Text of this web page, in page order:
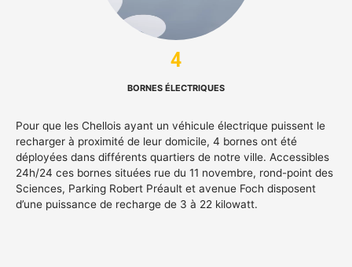
4
BORNES ÉLECTRIQUES
Pour que les Chellois ayant un véhicule électrique puissent le
recharger à proximité de leur domicile, 4 bornes ont été
déployées dans différents quartiers de notre ville. Accessibles
24h/24 ces bornes situées rue du 11 novembre, rond-point des
Sciences, Parking Robert Préault et avenue Foch disposent
d’une puissance de recharge de 3 à 22 kilowatt.